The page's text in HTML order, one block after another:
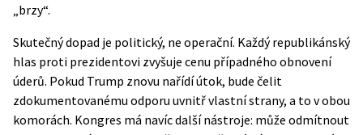
„brzy“.
Skutečný dopad je politický, ne operační. Každý republikánský
hlas proti prezidentovi zvyšuje cenu případného obnovení
úderů. Pokud Trump znovu nařídí útok, bude čelit
zdokumentovanému odporu uvnitř vlastní strany, a to v obou
komorách. Kongres má navíc další nástroje: může odmítnout